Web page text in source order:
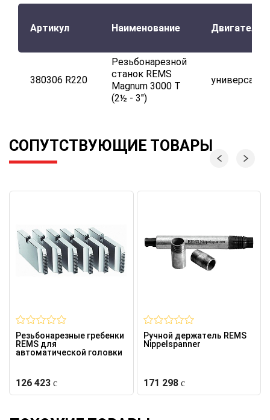
Артикул Наименование Двигатель
380306 R220
Резьбонарезной
станок REMS
Magnum 3000 T
(2½ - 3")
СОПУТСТВУЮЩИЕ ТОВАРЫ
Резьбонарезные гребенки
REMS для
автоматической головки
126 423
Ручной держатель REMS
Nippelspanner
171 298